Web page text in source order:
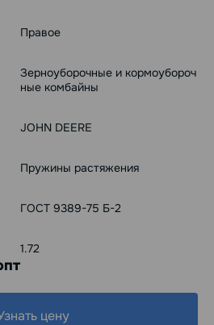
Правое
Зерноуборочные и кормоубороч
ные комбайны
JOHN DEERE
Пружины растяжения
ГОСТ 9389-75 Б-2
1.72
цену